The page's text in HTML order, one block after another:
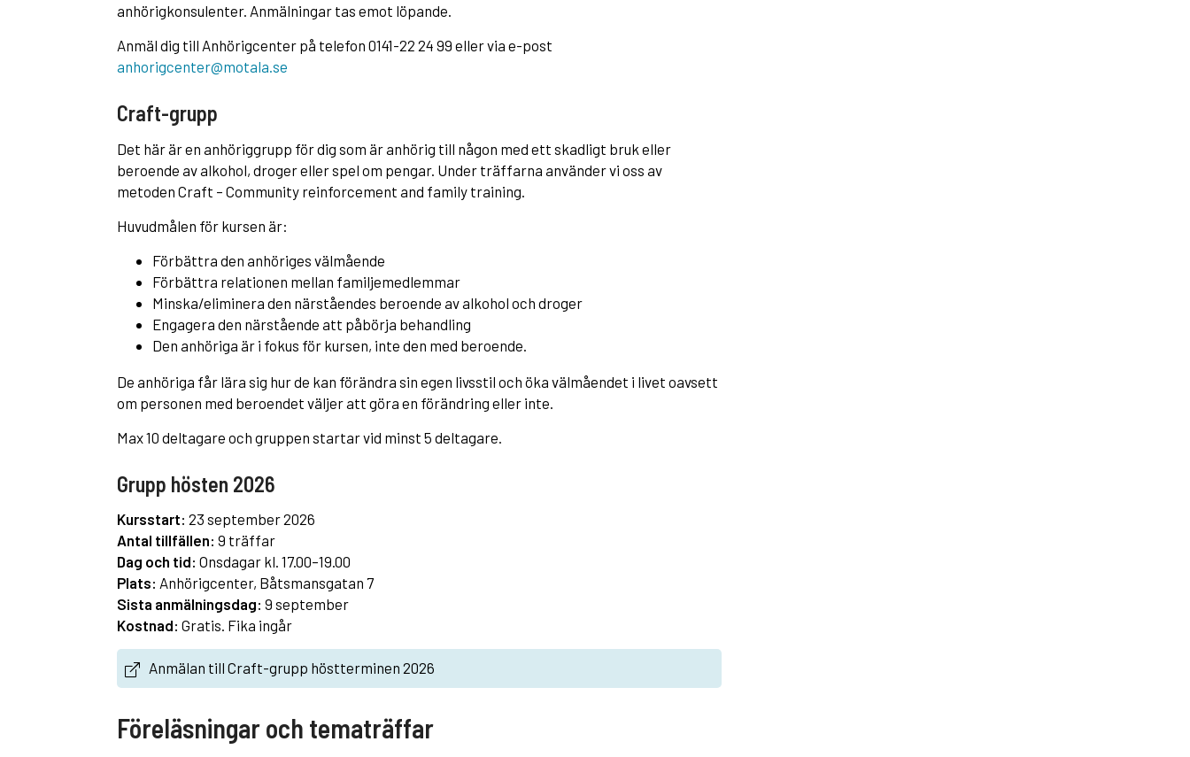
anhörigkonsulenter. Anmälningar tas emot löpande.
Anmäl dig till Anhörigcenter på telefon 0141-22 24 99 eller via e-post
anhorigcenter@motala.se
Craft-grupp
Det här är en anhöriggrupp för dig som är anhörig till någon med ett skadligt bruk eller
beroende av alkohol, droger eller spel om pengar. Under träffarna använder vi oss av
metoden Craft – Community reinforcement and family training.
Huvudmålen för kursen är:
Förbättra den anhöriges välmående
Förbättra relationen mellan familjemedlemmar
Minska/eliminera den närståendes beroende av alkohol och droger
Engagera den närstående att påbörja behandling
Den anhöriga är i fokus för kursen, inte den med beroende.
De anhöriga får lära sig hur de kan förändra sin egen livsstil och öka välmåendet i livet oavsett
om personen med beroendet väljer att göra en förändring eller inte.
Max 10 deltagare och gruppen startar vid minst 5 deltagare.
Grupp hösten 2026
Kursstart: 23 september 2026
Antal tillfällen: 9 träffar
Dag och tid: Onsdagar kl. 17.00–19.00
Plats: Anhörigcenter, Båtsmansgatan 7
Sista anmälningsdag: 9 september
Kostnad: Gratis. Fika ingår
Anmälan till Craft-grupp höstterminen 2026
Föreläsningar och tematräffar